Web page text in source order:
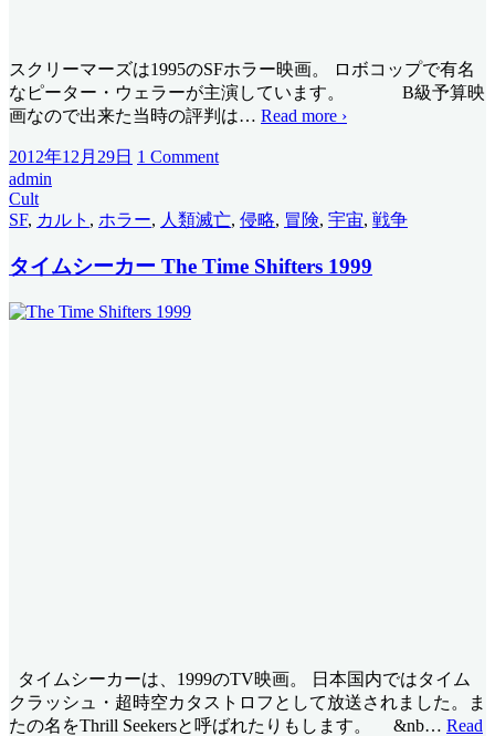
スクリーマーズは1995のSFホラー映画。 ロボコップで有名
なピーター・ウェラーが主演しています。 B級予算映
画なので出来た当時の評判は… Read more ›
2012年12月29日 1 Comment
admin
Cult
SF, カルト , ホラー, 人類滅亡, 侵略, 冒険, 宇宙, 戦争
タイムシーカー The Time Shifters 1999
タイムシーカーは、1999のTV映画。 日本国内ではタイム
クラッシュ・超時空カタストロフとして放送されました。ま
たの名をThrill Seekersと呼ばれたりもします。 &nb… Read